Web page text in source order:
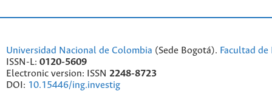
Universidad Nacional de Colombia (Sede Bogotá). Facultad
ISSN-L: 0120-5609
Electronic version: ISSN 2248-8723
DOI: 10.15446/ing.investig